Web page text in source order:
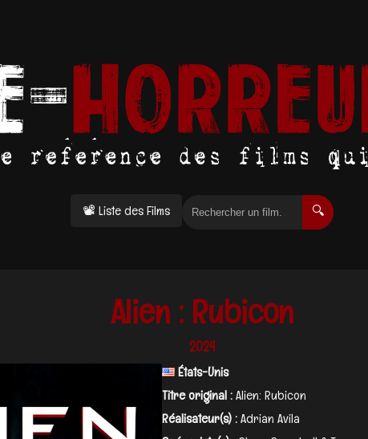
📽 Liste des Films 🔍
Alien : Rubicon
2024
États-Unis
Titre original :Alien: Rubicon
Réalisateur(s) :Adrian Avila